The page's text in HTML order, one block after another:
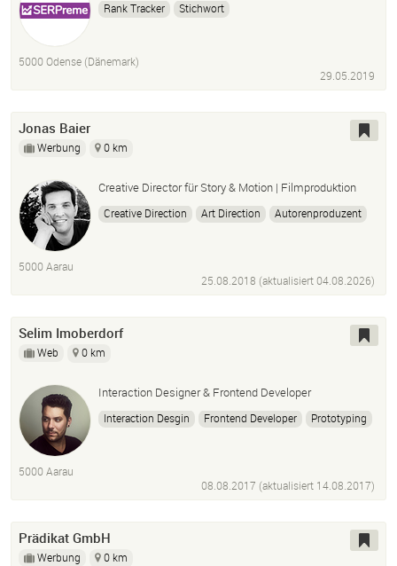
Rank Tracker Stichwort
5000 Odense (Dänemark)
29.05.2019
Jonas Baier
Werbung 0 km
Creative Director für Story & Motion | Filmproduktion
Creative Direction Art Direction
Autorenproduzent
Animation
Illustration
Sounddesign
5000 Aarau
25.08.2018 (aktualisiert04.08.2026)
Selim Imoberdorf
Web 0 km
Interaction Designer & Frontend Developer
Interaction Desgin Frontend Developer
Prototyping
Typo3 Wordpress
5000 Aarau
08.08.2017 (aktualisiert 14.08.2017)
Prädikat GmbH
Werbung 0 km